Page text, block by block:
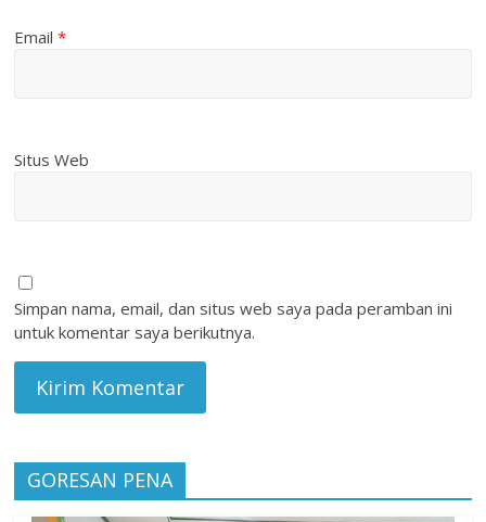
Email*
Situs Web
Simpan nama, email, dan situs web saya pada peramban ini
untuk komentar saya berikutnya.
GORESAN PENA